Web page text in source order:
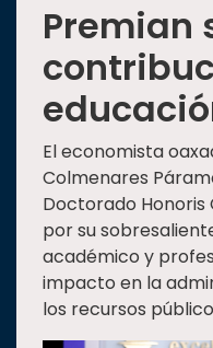
Premian
El economista
Colmenares
Doctorado Honoris
por su
académico y
impacto en la
los recursos